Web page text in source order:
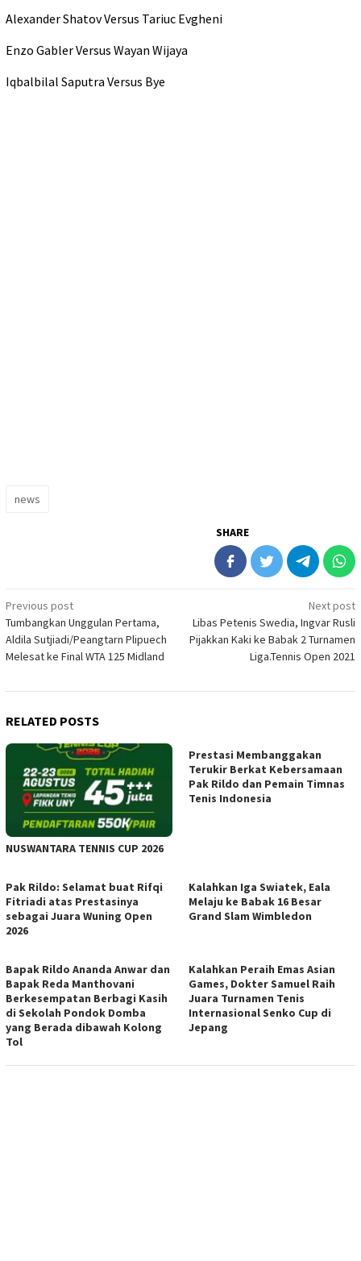
Alexander Shatov Versus Tariuc Evgheni
Enzo Gabler Versus Wayan Wijaya
Iqbalbilal Saputra Versus Bye
news
SHARE
Post
navigation
Previous post
Tumbangkan Unggulan Pertama,
Aldila Sutjiadi/Peangtarn Plipuech
Melesat ke Final WTA 125 Midland
Next post
Libas Petenis Swedia, Ingvar Rusli
Pijakkan Kaki ke Babak 2 Turnamen
Liga.Tennis Open 2021
RELATED POSTS
NUSWANTARA TENNIS CUP 2026
Prestasi Membanggakan
Terukir Berkat Kebersamaan
Pak Rildo dan Pemain Timnas
Tenis Indonesia
Pak Rildo: Selamat buat Rifqi
Fitriadi atas Prestasinya
sebagai Juara Wuning Open
2026
Kalahkan Iga Swiatek, Eala
Melaju ke Babak 16 Besar
Grand Slam Wimbledon
Bapak Rildo Ananda Anwar dan
Bapak Reda Manthovani
Berkesempatan Berbagi Kasih
di Sekolah Pondok Domba
yang Berada dibawah Kolong
Tol
Kalahkan Peraih Emas Asian
Games, Dokter Samuel Raih
Juara Turnamen Tenis
Internasional Senko Cup di
Jepang